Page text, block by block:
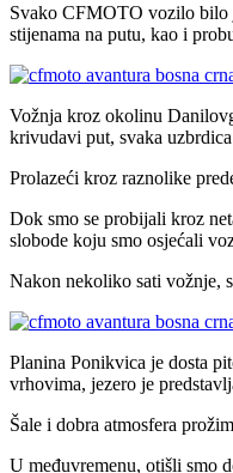
Svako CFMOTO vozilo bilo
stijenama na putu, kao i
Vožnja kroz okolinu
krivudavi put, svaka
Prolazeći kroz raznolike
Dok smo se probijali kroz
slobode koju smo osjećali
Nakon nekoliko sati vožnje,
Planina Ponikvica je dosta
vrhovima, jezero je
Šale i dobra atmosfera
U međuvremenu, otišli smo